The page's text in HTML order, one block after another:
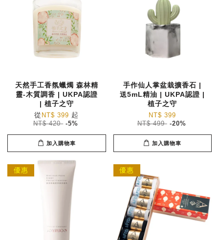
天然手工香氛蠟燭 森林精
靈-木質調香 | UKPA認證
| 植子之守
從 NT$ 399 起
NT$ 420 -5%
加入購物車
手作仙人掌盆栽擴香石 |
送5mL精油 | UKPA認證 |
植子之守
NT$ 399
NT$ 499 -20%
加入購物車
優惠 優惠